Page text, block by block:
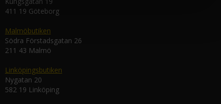
411 19 Göteborg
Malmöbutiken
Södra Förstadsgatan 26
211 43 Malmö
Linköpingsbutiken
Nygatan 20
582 19 Linköping